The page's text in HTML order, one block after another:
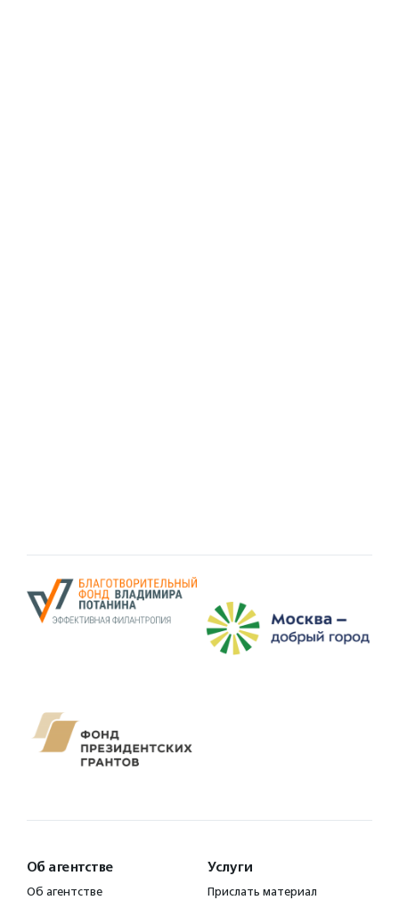
Об агентстве
Об агентстве
Услуги
Прислать материал